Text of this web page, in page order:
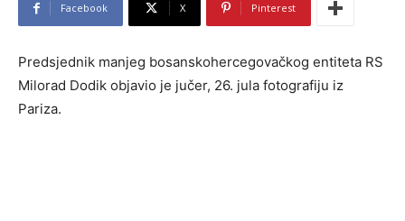
Facebook X Pinterest
Predsjednik manjeg bosanskohercegovačkog entiteta RS
Milorad Dodik objavio je jučer, 26. jula fotografiju iz
Pariza.